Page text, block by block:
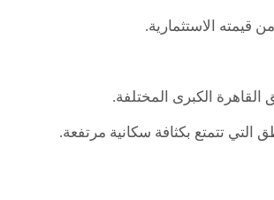
قيمته الاستثمارية.
تتمتع بكثافة سكانية مرتفعة.